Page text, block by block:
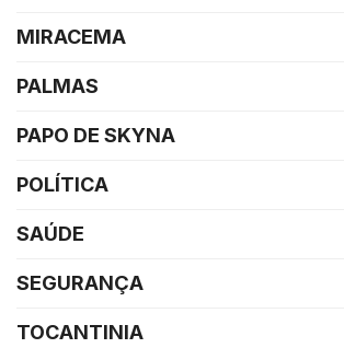
MIRACEMA
PALMAS
PAPO DE SKYNA
POLÍTICA
SAÚDE
SEGURANÇA
TOCANTINIA